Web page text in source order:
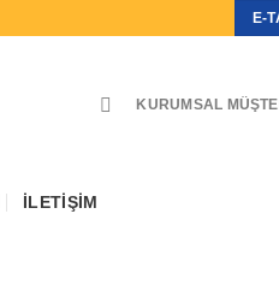
E-
KURUMSAL
İLETIŞIM